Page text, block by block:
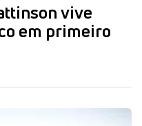
vive
em primeiro